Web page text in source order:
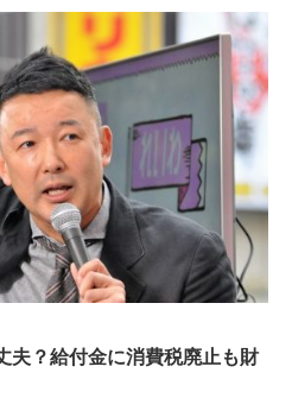
夫？給付金に消費税廃止も財